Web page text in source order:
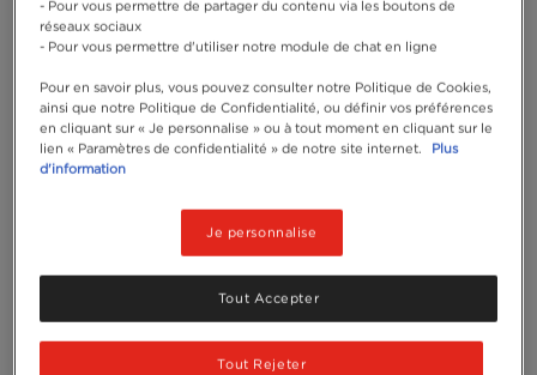
- Pour vous permettre de partager du contenu via les boutons de
réseaux sociaux
- Pour vous permettre d'utiliser notre module de chat en ligne
Pour en savoir plus, vous pouvez consulter notre Politique de Cookies,
ainsi que notre Politique de Confidentialité, ou définir vos préférences
en cliquant sur « Je personnalise » ou à tout moment en cliquant sur le
lien « Paramètres de confidentialité » de notre site internet.
Plus
d'information
Je personnalise
Tout Rejeter
Tout Accepter